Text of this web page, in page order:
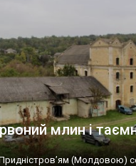
млин і
(Молдовою)